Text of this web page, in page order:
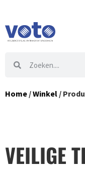
Home /Winkel /
VEILIGE